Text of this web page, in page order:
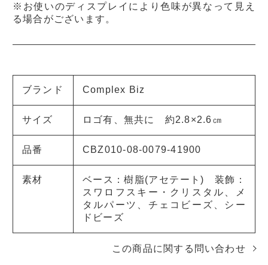
※お使いのディスプレイにより色味が異なって見え
る場合がございます。
ブランド Complex Biz
サイズ ロゴ有、無共に 約2.8×2.6㎝
品番 CBZ010-08-0079-41900
素材
ベース：樹脂(アセテート) 装飾：
スワロフスキー・クリスタル、メ
タルパーツ、チェコビーズ、シー
ドビーズ
この商品に関する問い合わせ